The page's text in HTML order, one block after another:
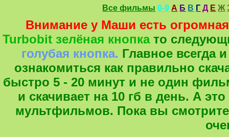
Все фильмы 0-9 А Б В Г Д Е Ж
Внимание у Маши есть
Turbobit зелёная кнопкато
голубая кнопка. Главное всегда
ознакомиться как правильно
быстро 5 - 20 минут и не один
и скачивает на 10 гб в день. А
мультфильмов. Пока вы